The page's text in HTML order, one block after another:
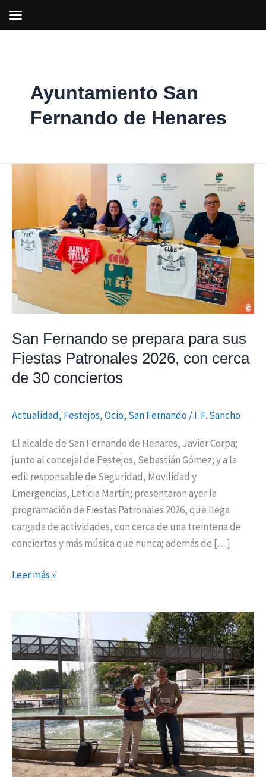
Ayuntamiento San
Fernando de Henares
San Fernando se prepara para sus
Fiestas Patronales 2026, con cerca
de 30 conciertos
Actualidad, Festejos,Ocio, San Fernando/I. F. Sancho
El alcalde de San Fernando de Henares, Javier Corpa;
junto al concejal de Festejos, Sebastián Gómez; y a la
edil responsable de Seguridad, Movilidad y
Emergencias, Leticia Martín; presentaron ayer la
programación de Fiestas Patronales 2026, que llega
cargada de actividades, con cerca de una treintena de
conciertos y más música que nunca; además de […]
San
se
prepara
para
sus
Fiestas
Patronales
2026,
cerca
de
30
Leer más »
Sanfer
¡En
verano!’:
actividades
municipales
para
disfrutar
de
la